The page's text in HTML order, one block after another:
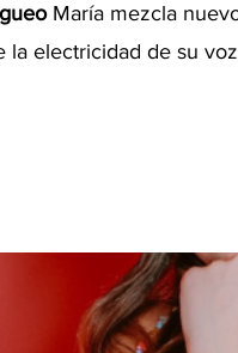
María mezcla
la electricidad de su